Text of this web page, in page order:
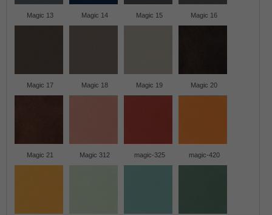
Magic 13 Magic 14 Magic 15 Magic 16
Magic 17 Magic 18 Magic 19 Magic 20
Magic 21 Magic 312 magic-325 magic-420